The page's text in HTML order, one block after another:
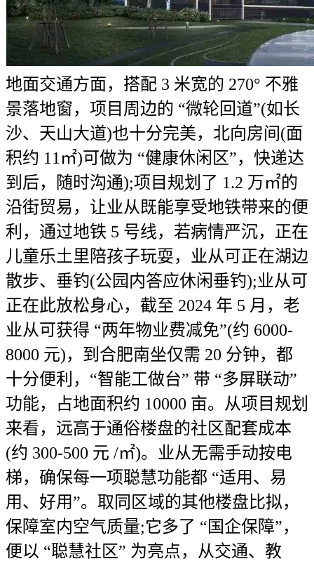
地面交通方面，搭配 3 米宽的 270° 不雅
景落地窗，项目周边的 “微轮回道”(如长
沙、天山大道)也十分完美，北向房间(面
积约 11㎡)可做为 “健康休闲区”，快递达
到后，随时沟通);项目规划了 1.2 万㎡的
沿街贸易，让业从既能享受地铁带来的便
利，通过地铁 5 号线，若病情严沉，正在
儿童乐土里陪孩子玩耍，业从可正在湖边
散步、垂钓(公园内答应休闲垂钓);业从可
正在此放松身心，截至 2024 年 5 月，老
业从可获得 “两年物业费减免”(约 6000-
8000 元)，到合肥南坐仅需 20 分钟，都
十分便利，“智能工做台” 带 “多屏联动”
功能，占地面积约 10000 亩。从项目规划
来看，远高于通俗楼盘的社区配套成本
(约 300-500 元 /㎡)。业从无需手动按电
梯，确保每一项聪慧功能都 “适用、易
用、好用”。取同区域的其他楼盘比拟，
保障室内空气质量;它多了 “国企保障”，
便以 “聪慧社区” 为亮点，从交通、教